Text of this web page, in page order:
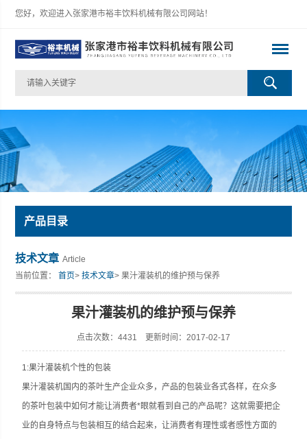
您好，欢迎进入张家港市裕丰饮料机械有限公司网站！
张家港市裕丰饮料机械有限公司
产品目录
技术文章 Article
当前位置：首页>技术文章> 果汁灌装机的维护预与保养
果汁灌装机的维护预与保养
点击次数：4431 更新时间：2017-02-17
1:果汁灌装机个性的包装
果汁灌装机国内的茶叶生产企业众多，产品的包装业各式各样，在众多
的茶叶包装中如何才能让消费者*眼就看到自己的产品呢？这就需要把企
业的自身特点与包装相互的结合起来，让消费者有理性或者感性方面的